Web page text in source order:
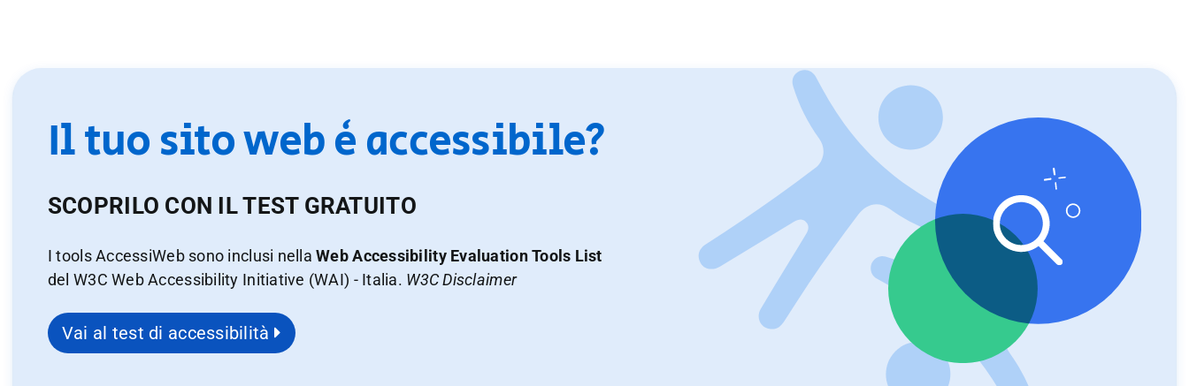
Il tuo sito web è accessibile?
SCOPRILO CON IL TEST GRATUITO
I tools AccessiWeb sono inclusi nellaWeb Accessibility Evaluation Tools List
del W3C Web Accessibility Initiative (WAI) - Italia. W3C Disclaimer
Vai al test di accessibilità